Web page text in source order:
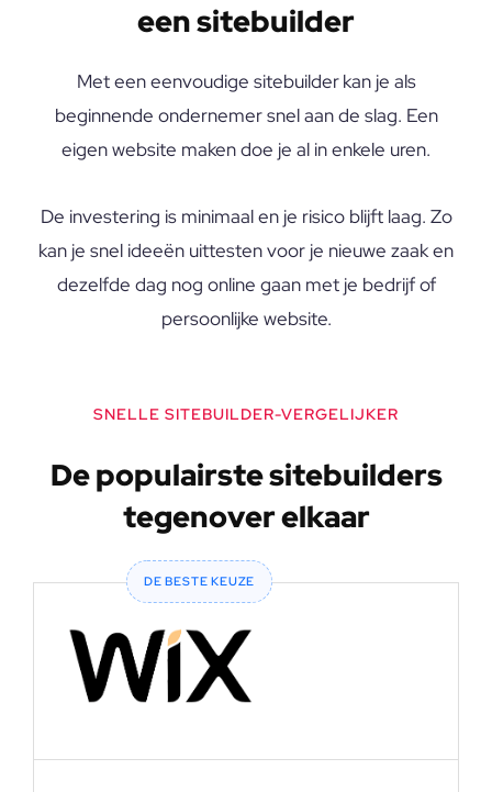
een sitebuilder
Met een eenvoudige sitebuilder kan je als
beginnende ondernemer snel aan de slag. Een
eigen website maken doe je al in enkele uren.
De investering is minimaal en je risico blijft laag. Zo
kan je snel ideeën uittesten voor je nieuwe zaak en
dezelfde dag nog online gaan met je bedrijf of
persoonlijke website.
SNELLE SITEBUILDER-VERGELIJKER
De populairste sitebuilders
tegenover elkaar
DE BESTE KEUZE